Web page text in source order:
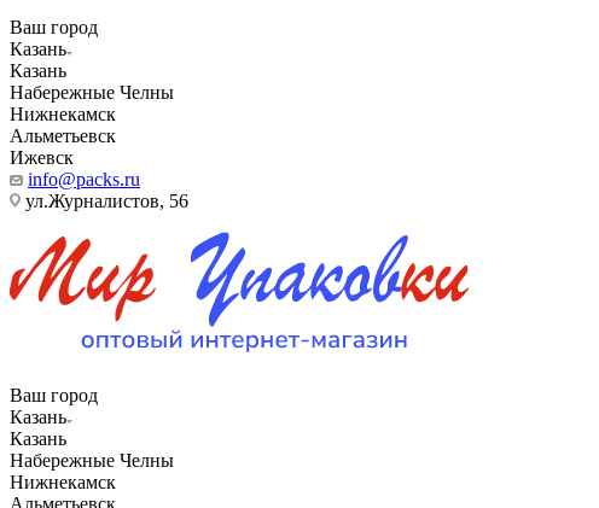
Ваш город
Казань
Казань
Набережные Челны
Нижнекамск
Альметьевск
Ижевск
info@packs.ru
ул.Журналистов, 56
Ваш город
Казань
Казань
Набережные Челны
Нижнекамск
Альметьевск